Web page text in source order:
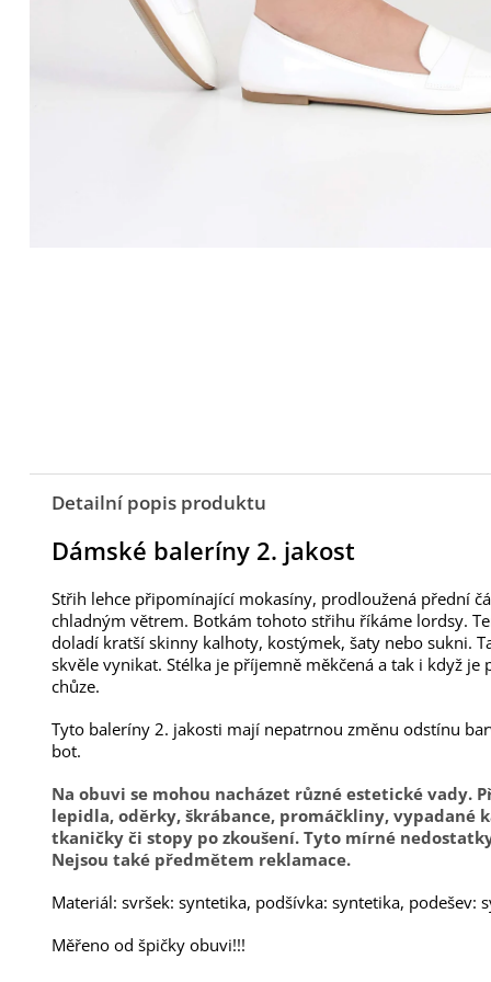
Detailní popis produktu
Dámské baleríny 2. jakost
Střih lehce připomínající mokasíny, prodloužená přední
chladným větrem. Botkám tohoto střihu říkáme lordsy.
doladí kratší skinny kalhoty, kostýmek, šaty nebo sukni.
skvěle vynikat. Stélka je příjemně měkčená a tak i když
chůze.
Tyto baleríny 2. jakosti mají nepatrnou změnu odstínu
bot.
Na obuvi se mohou nacházet různé estetické vady.
lepidla, oděrky, škrábance, promáčkliny, vypadané
tkaničky či stopy po zkoušení. Tyto mírné
Nejsou také předmětem reklamace.
Materiál: svršek: syntetika, podšívka: syntetika, podešev:
Měřeno od špičky obuvi!!!